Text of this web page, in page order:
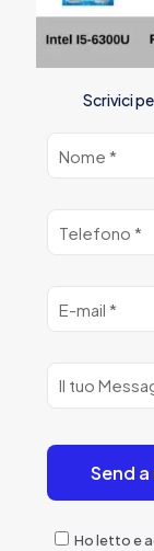
Scrivici
Ho letto e